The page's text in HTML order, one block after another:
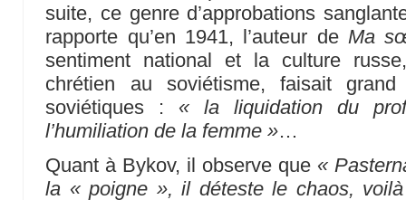
suite, ce genre d’approbations
rapporte qu’en 1941, l’auteur deMa
sentiment national et la culture
chrétien au soviétisme, faisait
soviétiques : « la liquidation du
l’humiliation de la femme »…
Quant à Bykov, il observe que «
la « poigne », il déteste le chaos,